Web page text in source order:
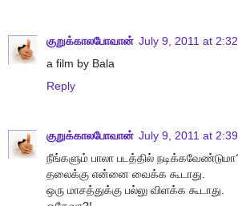
குறுக்காலபோவான் July 9, 2011 at
a film by Bala
Reply
குறுக்காலபோவான் July 9, 2011 at
நீங்களும் பாலா படத்தில்
தலைக்கு என்னை வைக்க கூடாது.
ஒரு மாசத்துக்கு பல்லு விளக்க கூடாது.